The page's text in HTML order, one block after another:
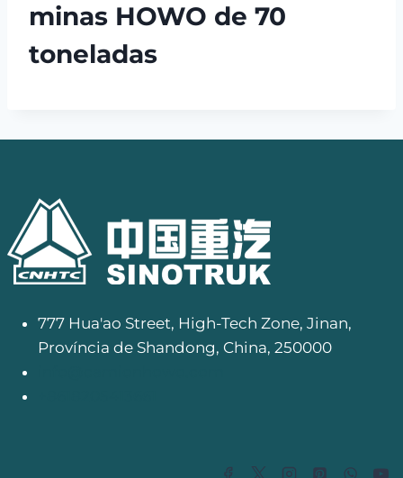
minas HOWO de 70
toneladas
777 Hua'ao Street, High-Tech Zone, Jinan,
Província de Shandong, China, 250000